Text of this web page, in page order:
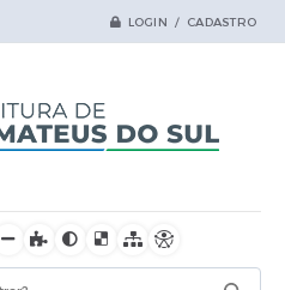
LOGIN / CADASTRO